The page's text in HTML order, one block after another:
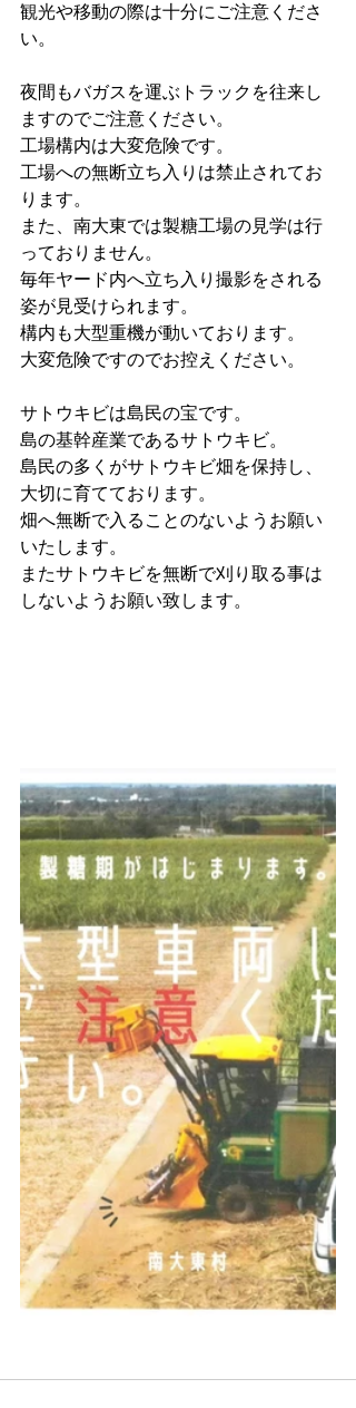
観光や移動の際は十分にご注意くださ
い。
夜間もバガスを運ぶトラックを往来し
ますのでご注意ください。
工場構内は大変危険です。
工場への無断立ち入りは禁止されてお
ります。
また、南大東では製糖工場の見学は行
っておりません。
毎年ヤード内へ立ち入り撮影をされる
姿が見受けられます。
構内も大型重機が動いております。
大変危険ですのでお控えください。
サトウキビは島民の宝です。
島の基幹産業であるサトウキビ。
島民の多くがサトウキビ畑を保持し、
大切に育てております。
畑へ無断で入ることのないようお願い
いたします。
またサトウキビを無断で刈り取る事は
しないようお願い致します。